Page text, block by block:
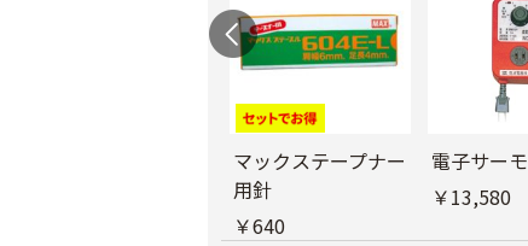
マックステープナー
用針
￥640
電子サーモ
￥13,580